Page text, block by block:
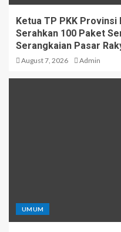
Ketua TP PKK
Serahkan 100 Paket
Serangkaian Pasar
August 7, 2026 Admin
UMUM